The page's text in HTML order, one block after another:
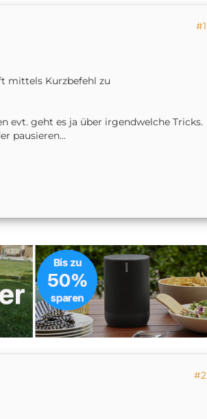
#1
mittels Kurzbefehl zu
evt. geht es ja über irgendwelche Tricks.
pausieren...
#2